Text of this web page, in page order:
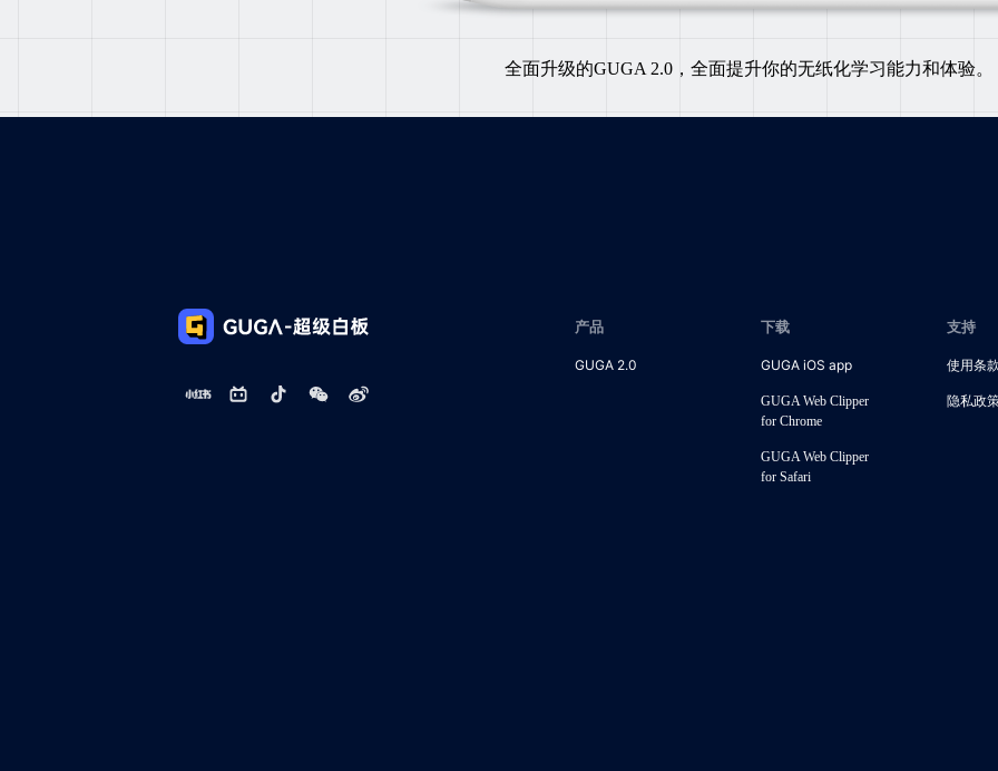
全面升级的GUGA 2.0，全面提升你的无纸化学习能力和体验。
产品
GUGA 2.0
下载
GUGA iOS app
GUGA Web Clipper
for Chrome
GUGA Web Clipper
for Safari
支持
使用条
隐私政